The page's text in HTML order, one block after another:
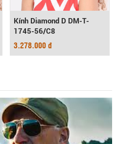
Kính Diamond D DM-T-
1745-56/C8
3.278.000 đ